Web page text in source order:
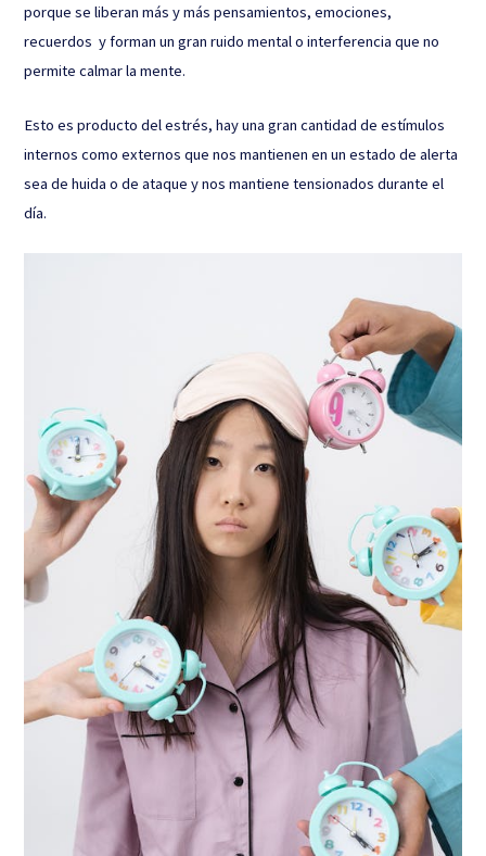
porque se liberan más y más pensamientos, emociones,
recuerdos y forman un gran ruido mental o interferencia que no
permite calmar la mente.
Esto es producto del estrés, hay una gran cantidad de estímulos
internos como externos que nos mantienen en un estado de alerta
sea de huida o de ataque y nos mantiene tensionados durante el
día.